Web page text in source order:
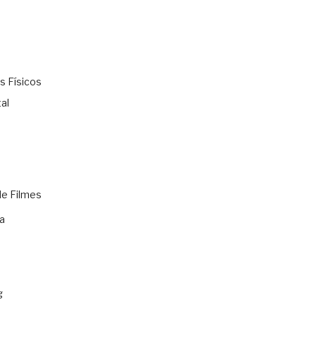
Físicos
Filmes